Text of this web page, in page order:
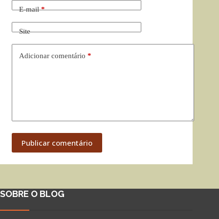
E-mail*
Site
Adicionar comentário *
Publicar comentário
SOBRE O BLOG